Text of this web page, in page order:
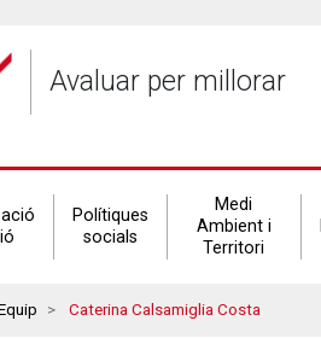
Avaluar per millorar
Polítiques
socials
Medi
Ambient i
Territori
Caterina Calsamiglia Costa